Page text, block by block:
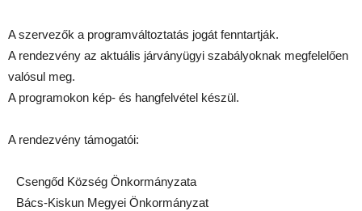
A szervezők a programváltoztatás jogát fenntartják.
A rendezvény az aktuális járványügyi szabályoknak megfelelően
valósul meg.
A programokon kép- és hangfelvétel készül.
A rendezvény támogatói:
Csengőd Község Önkormányzata
Bács-Kiskun Megyei Önkormányzat